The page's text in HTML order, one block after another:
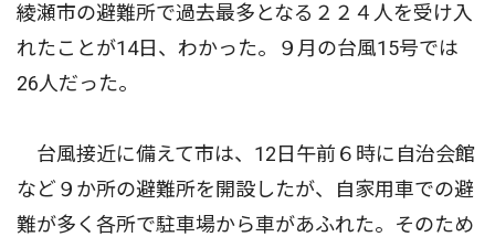
綾瀬市の避難所で過去最多となる２２４人を受け入
れたことが14日、わかった。９月の台風15号では
26人だった。
台風接近に備えて市は、12日午前６時に自治会館
など９か所の避難所を開設したが、自家用車での避
難が多く各所で駐車場から車があふれた。そのため